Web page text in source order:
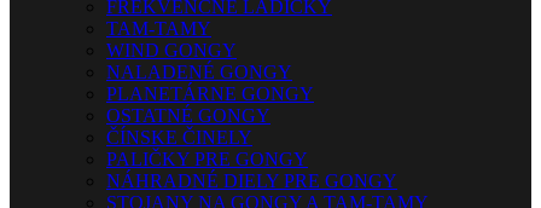
FREKVENČNÉ LADIČKY
TAM-TAMY
WIND GONGY
NALADENÉ GONGY
PLANETÁRNE GONGY
OSTATNÉ GONGY
ČÍNSKE ČINELY
PALIČKY PRE GONGY
NÁHRADNÉ DIELY PRE GONGY
STOJANY NA GONGY A TAM-TAMY